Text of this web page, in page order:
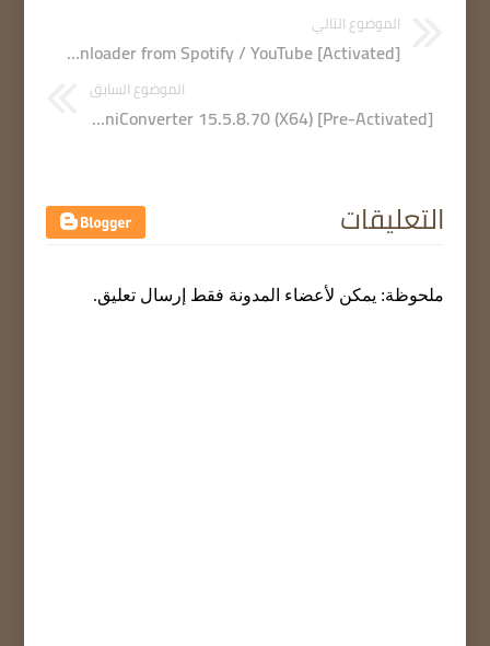
الموضوع التالي
Musify 3.7.0 Music downloader from Spotify / YouTube [Activated]
الموضوع السابق
Wondershare UniConverter 15.5.8.70 (X64) [Pre-Activated]
التعليقات
ملحوظة: يمكن لأعضاء المدونة فقط إرسال تعليق.